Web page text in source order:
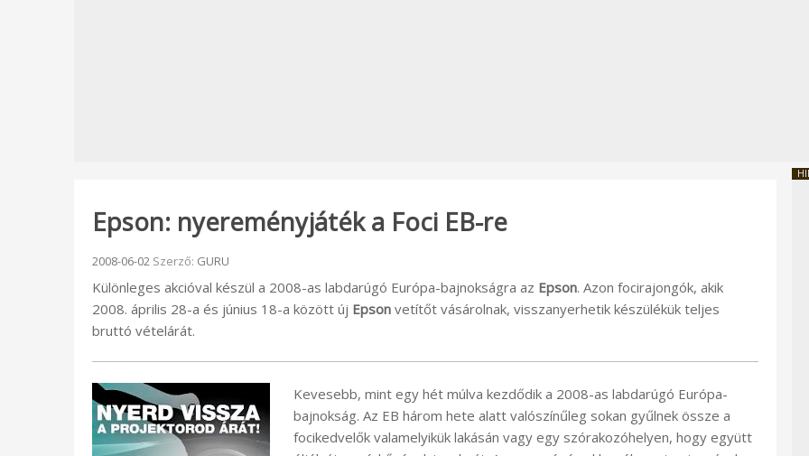
Epson: nyereményjáték a Foci EB-re
Beküldve:
2008-06-02 Szerző: GURU
Különleges akcióval készül a 2008-as labdarúgó Európa-bajnokságra az Epson. Azon focirajongók, akik
2008. április 28-a és június 18-a között új Epson vetítőt vásárolnak, visszanyerhetik készülékük teljes
bruttó vételárát.
Kevesebb, mint egy hét múlva kezdődik a 2008-as labdarúgó Európa-
bajnokság. Az EB három hete alatt valószínűleg sokan gyűlnek össze a
focikedvelők valamelyikük lakásán vagy egy szórakozóhelyen, hogy együtt